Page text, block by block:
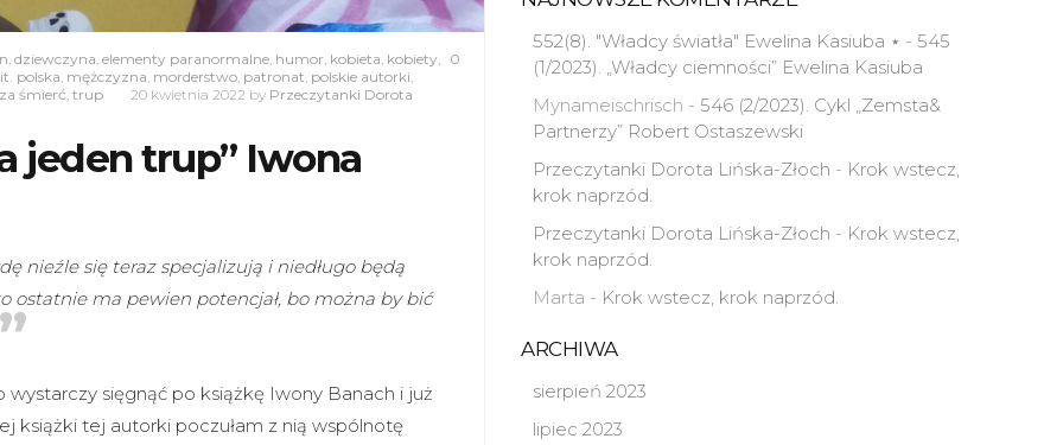
0
, dziewczyna, elementy paranormalne, humor, kobieta, kobiety,
polska, mężczyzna, morderstwo, patronat, polskie autorki,
śmierć, trup 20 kwietnia 2022 by Przeczytanki Dorota
jeden trup” Iwona
nieźle się teraz specjalizują i niedługo będą
ostatnie ma pewien potencjał, bo można by bić
sięgnąć po książkę Iwony Banach i już
książki tej autorki poczułam z nią wspólnotę
552(8). "Władcy światła" Ewelina Kasiuba ⋆ - 545
(1/2023). „Władcy ciemności” Ewelina Kasiuba
Mynameischrisch - 546 (2/2023). Cykl „Zemsta&
Partnerzy” Robert Ostaszewski
Przeczytanki Dorota Lińska-Złoch - Krok wstecz,
krok naprzód.
Przeczytanki Dorota Lińska-Złoch - Krok wstecz,
krok naprzód.
Marta - Krok wstecz, krok naprzód.
ARCHIWA
sierpień 2023
lipiec 2023